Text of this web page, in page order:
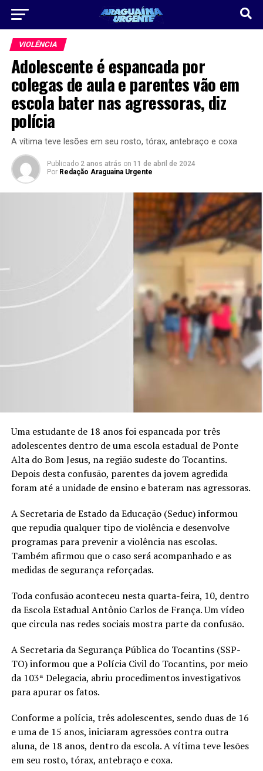
VIOLÊNCIA
Adolescente é espancada por
colegas de aula e parentes vão em
escola bater nas agressoras, diz
polícia
A vítima teve lesões em seu rosto, tórax, antebraço e coxa
Publicado 2 anos atrás on 11 de abril de 2024
Por Redação Araguaina Urgente
Uma estudante de 18 anos foi espancada por três
adolescentes dentro de uma escola estadual de Ponte
Alta do Bom Jesus, na região sudeste do Tocantins.
Depois desta confusão, parentes da jovem agredida
foram até a unidade de ensino e bateram nas agressoras.
A Secretaria de Estado da Educação (Seduc) informou
que repudia qualquer tipo de violência e desenvolve
programas para prevenir a violência nas escolas.
Também afirmou que o caso será acompanhado e as
medidas de segurança reforçadas.
Toda confusão aconteceu nesta quarta-feira, 10, dentro
da Escola Estadual Antônio Carlos de França. Um vídeo
que circula nas redes sociais mostra parte da confusão.
A Secretaria da Segurança Pública do Tocantins (SSP-
TO) informou que a Polícia Civil do Tocantins, por meio
da 103ª Delegacia, abriu procedimentos investigativos
para apurar os fatos.
Conforme a polícia, três adolescentes, sendo duas de 16
e uma de 15 anos, iniciaram agressões contra outra
aluna, de 18 anos, dentro da escola. A vítima teve lesões
em seu rosto, tórax, antebraço e coxa.